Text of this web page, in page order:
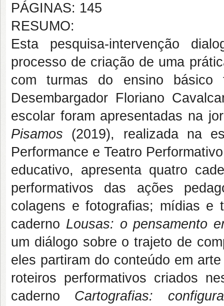
PÁGINAS: 145
RESUMO:
Esta pesquisa-intervenção
processo de criação de uma
com turmas do ensino básico
Desembargador Floriano
escolar foram apresentadas na
Pisamos (2019), realizada na
Performance e Teatro
educativo, apresenta quatro
performativos das ações
colagens e fotografias; mídias e
caderno Lousas: o pensamento
um diálogo sobre o trajeto de
eles partiram do conteúdo em
roteiros performativos criados
caderno Cartografias: